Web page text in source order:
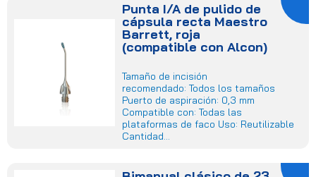
Punta I/A de pulido de
cápsula recta Maestro
Barrett, roja
(compatible con Alcon)
Tamaño de incisión
recomendado: Todos los tamaños
Puerto de aspiración: 0,3 mm
Compatible con: Todas las
plataformas de faco Uso: Reutilizable
Cantidad...